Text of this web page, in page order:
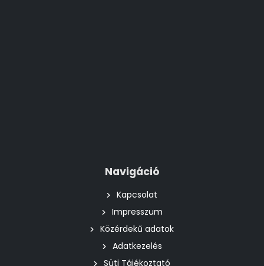
Navigáció
Kapcsolat
Impresszum
Közérdekű adatok
Adatkezelés
Süti Tájékoztató